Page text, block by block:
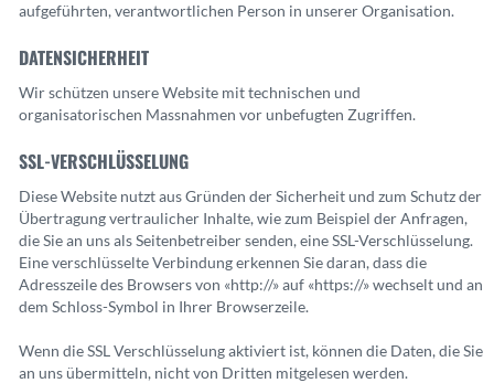
aufgeführten, verantwortlichen Person in unserer Organisation.
DATENSICHERHEIT
Wir schützen unsere Website mit technischen und
organisatorischen Massnahmen vor unbefugten Zugriffen.
SSL-VERSCHLÜSSELUNG
Diese Website nutzt aus Gründen der Sicherheit und zum Schutz der
Übertragung vertraulicher Inhalte, wie zum Beispiel der Anfragen,
die Sie an uns als Seitenbetreiber senden, eine SSL-Verschlüsselung.
Eine verschlüsselte Verbindung erkennen Sie daran, dass die
Adresszeile des Browsers von «http://» auf «https://» wechselt und an
dem Schloss-Symbol in Ihrer Browserzeile.
Wenn die SSL Verschlüsselung aktiviert ist, können die Daten, die Sie
an uns übermitteln, nicht von Dritten mitgelesen werden.